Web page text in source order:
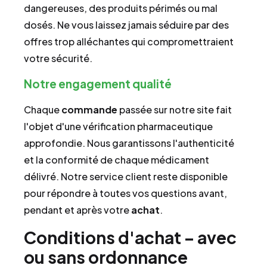
dangereuses, des produits périmés ou mal
dosés. Ne vous laissez jamais séduire par des
offres trop alléchantes qui compromettraient
votre sécurité.
Notre engagement qualité
Chaquecommande passée sur notre site fait
l'objet d'une vérification pharmaceutique
approfondie. Nous garantissons l'authenticité
et la conformité de chaque médicament
délivré. Notre service client reste disponible
pour répondre à toutes vos questions avant,
pendant et après votreachat.
Conditions d'achat – avec
ou sans ordonnance